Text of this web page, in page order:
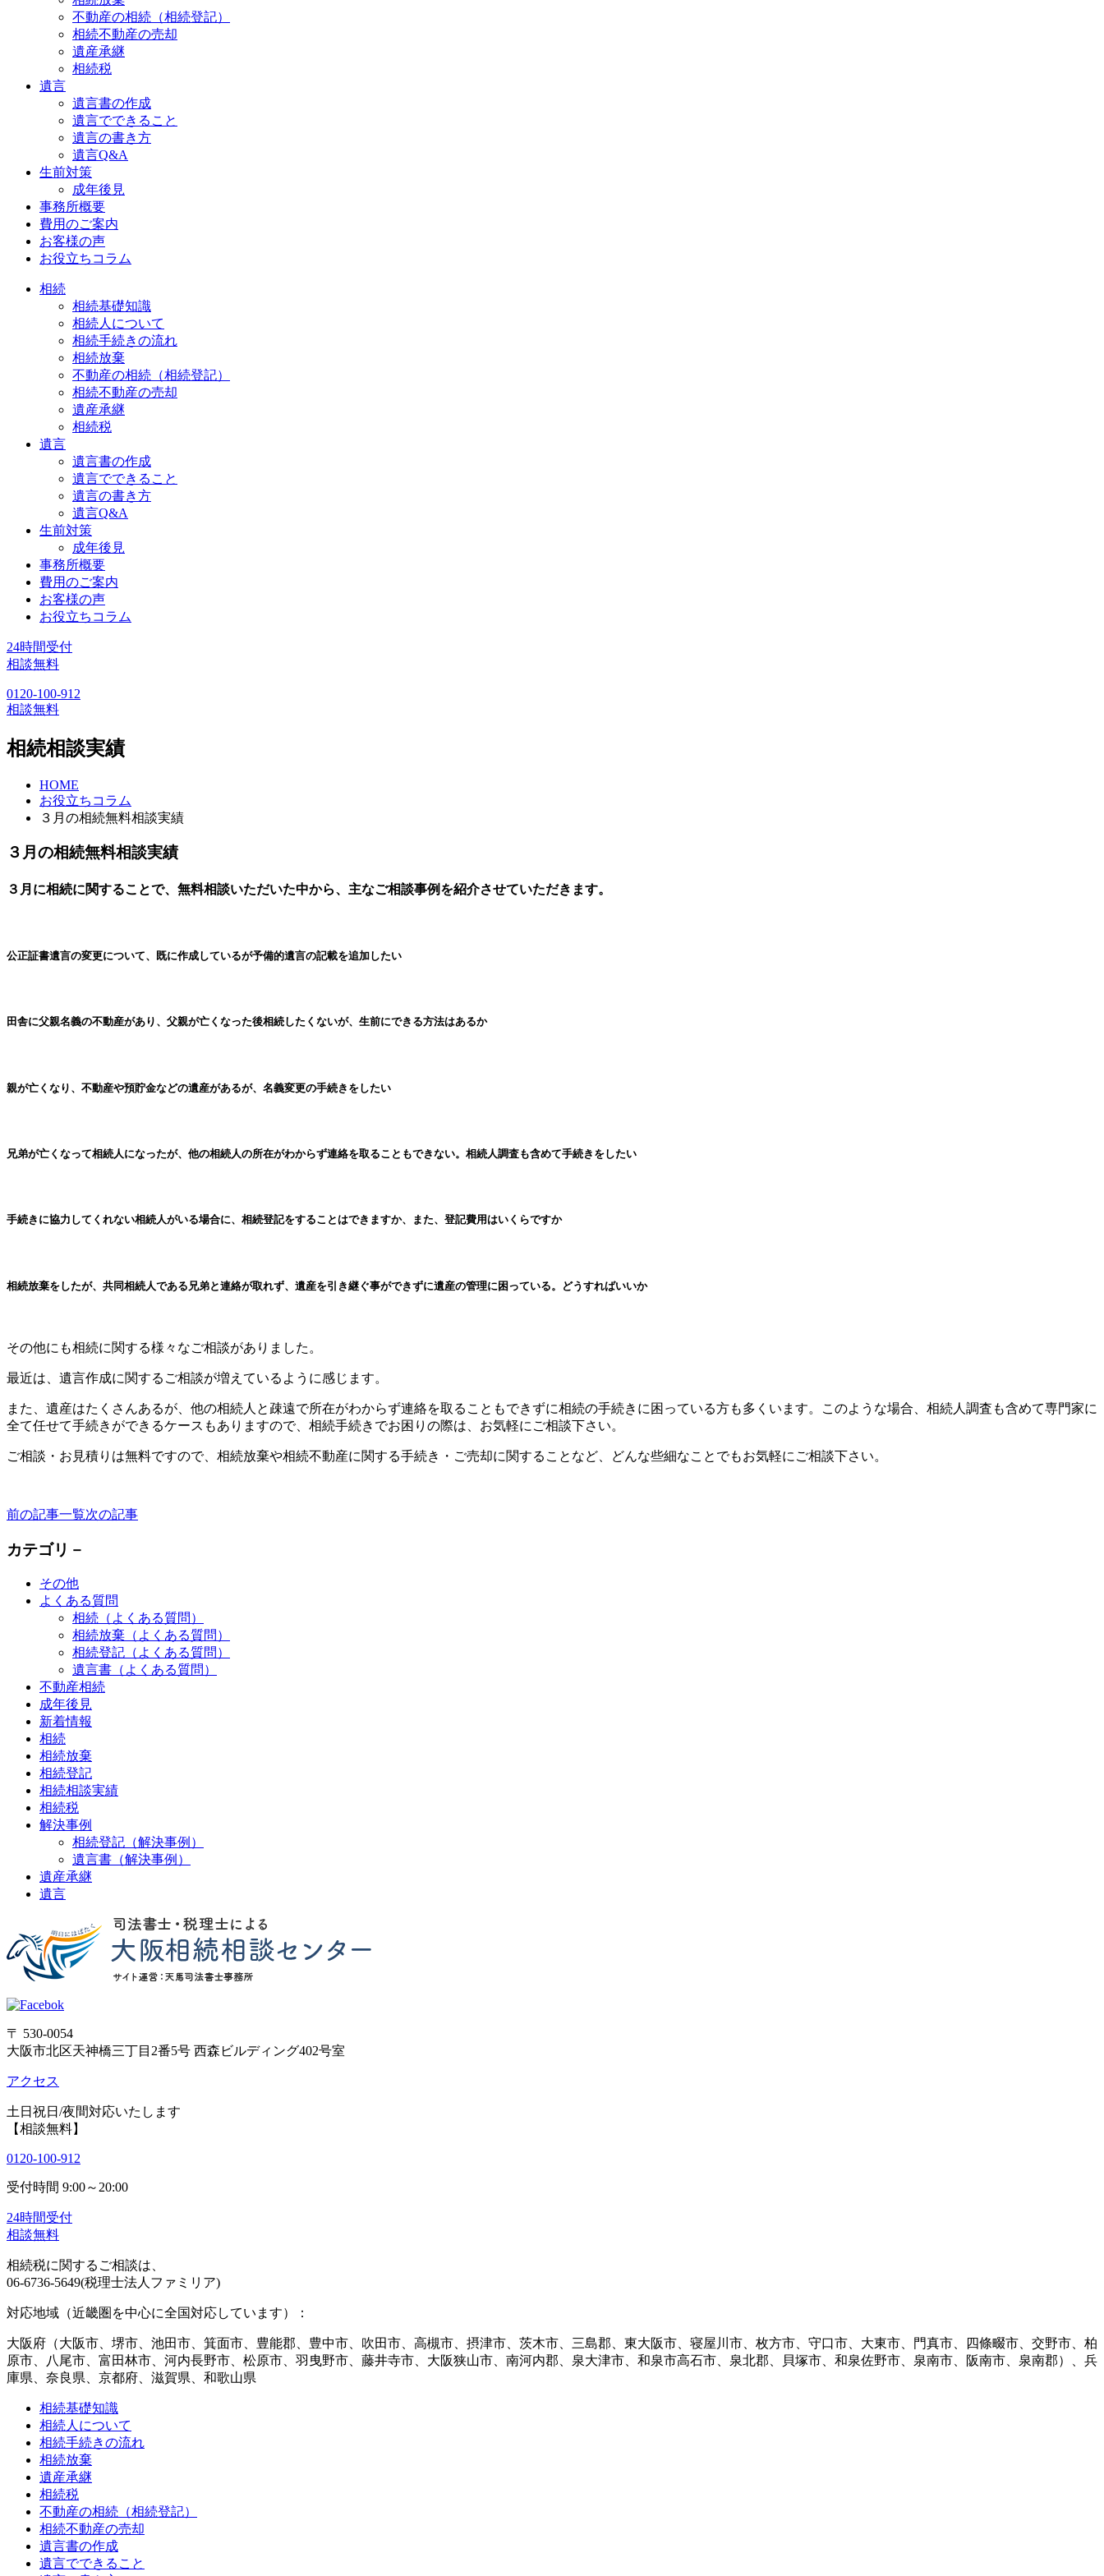
不動産の相続（相続登記）
相続不動産の売却
遺産承継
相続税
遺言
遺言書の作成
遺言でできること
遺言の書き方
遺言Q&A
生前対策
成年後見
事務所概要
費用のご案内
お客様の声
お役立ちコラム
相続
相続基礎知識
相続人について
相続手続きの流れ
相続放棄
不動産の相続（相続登記）
相続不動産の売却
遺産承継
相続税
遺言
遺言書の作成
遺言でできること
遺言の書き方
遺言Q&A
生前対策
成年後見
事務所概要
費用のご案内
お客様の声
お役立ちコラム
24時間受付
相談無料
0120-100-912
相談無料
相続相談実績
HOME
お役立ちコラム
３月の相続無料相談実績
３月の相続無料相談実績
３月に相続に関することで、無料相談いただいた中から、主なご相談事例を紹介させていただきます。
公正証書遺言の変更について、既に作成しているが予備的遺言の記載を追加したい
田舎に父親名義の不動産があり、父親が亡くなった後相続したくないが、生前にできる方法はあるか
親が亡くなり、不動産や預貯金などの遺産があるが、名義変更の手続きをしたい
兄弟が亡くなって相続人になったが、他の相続人の所在がわからず連絡を取ることもできない。相続人調査も含めて手続きをしたい
手続きに協力してくれない相続人がいる場合に、相続登記をすることはできますか、また、登記費用はいくらですか
相続放棄をしたが、共同相続人である兄弟と連絡が取れず、遺産を引き継ぐ事ができずに遺産の管理に困っている。どうすればいいか
その他にも相続に関する様々なご相談がありました。
最近は、遺言作成に関するご相談が増えているように感じます。
また、遺産はたくさんあるが、他の相続人と疎遠で所在がわからず連絡を取ることもできずに相続の手続きに困っている方も多くいます。このような場合、相続人調査も含めて専門家に
全て任せて手続きができるケースもありますので、相続手続きでお困りの際は、お気軽にご相談下さい。
ご相談・お見積りは無料ですので、相続放棄や相続不動産に関する手続き・ご売却に関することなど、どんな些細なことでもお気軽にご相談下さい。
前の記事一覧次の記事
カテゴリ－
その他
よくある質問
相続（よくある質問）
相続放棄（よくある質問）
相続登記（よくある質問）
遺言書（よくある質問）
不動産相続
成年後見
新着情報
相続
相続放棄
相続登記
相続相談実績
相続税
解決事例
相続登記（解決事例）
遺言書（解決事例）
遺産承継
遺言
〒 530-0054
大阪市北区天神橋三丁目2番5号 西森ビルディング402号室
アクセス
土日祝日/夜間対応いたします
【相談無料】
0120-100-912
受付時間 9:00～20:00
24時間受付
相談無料
相続税に関するご相談は、
06-6736-5649(税理士法人ファミリア)
対応地域（近畿圏を中心に全国対応しています）：
大阪府（大阪市、堺市、池田市、箕面市、豊能郡、豊中市、吹田市、高槻市、摂津市、茨木市、三島郡、東大阪市、寝屋川市、枚方市、守口市、大東市、門真市、四條畷市、交野市、柏
原市、八尾市、富田林市、河内長野市、松原市、羽曳野市、藤井寺市、大阪狭山市、南河内郡、泉大津市、和泉市高石市、泉北郡、貝塚市、和泉佐野市、泉南市、阪南市、泉南郡）、兵
庫県、奈良県、京都府、滋賀県、和歌山県
相続基礎知識
相続人について
相続手続きの流れ
相続放棄
遺産承継
相続税
不動産の相続（相続登記）
相続不動産の売却
遺言書の作成
遺言でできること